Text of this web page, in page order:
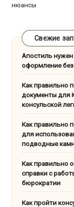
нюансы
Свежие
Апостиль нужен
оформление
Как правильно
документы для
консульской
Как правильно
для
подводные
Как правильно
справки с
бюрократии
Как пройти